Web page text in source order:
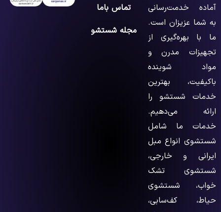
آماده خدمت‌رسانی
به شما عزیزان است.
ما با بهره‌گیری از
تجهیزات مدرن و
مواد شوینده
باکیفیت، بهترین
خدمات شستشو را
ارائه می‌دهیم.
خدمات ما شامل
شستشوی انواع مبل
ایرانی و خارجی،
شستشوی تشک
خواب، شستشوی
حیاط، کف‌سابی،
تماس باما
مجله شستشو